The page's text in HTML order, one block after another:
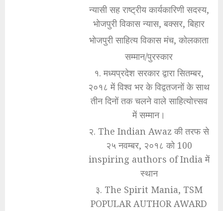
न्यासी सह राष्ट्रीय कार्यकारिणी सदस्य,
भोजपुरी विकास न्यास, बक्सर, बिहार
भोजपुरी साहित्य विकास मंच, कोलकाता
सम्मान/पुरस्कार
१. मध्यप्रदेश सरकार द्वारा सितम्बर,
२०१८ में विश्व भर के विद्वतजनों के साथ
तीन दिनों तक चलने वाले साहित्योत्त्सव
में सम्मान।
२. The Indian Awaz की तरफ से
२५ नवम्बर, २०१८ को 100
inspiring authors of India में
स्थान
३. The Spirit Mania, TSM
POPULAR AUTHOR AWARD